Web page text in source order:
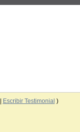
Escribir Testimonial )